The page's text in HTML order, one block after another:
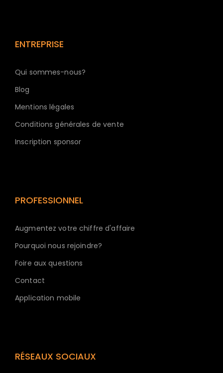
ENTREPRISE
Qui sommes-nous?
Blog
Mentions légales
Conditions générales de vente
Inscription sponsor
PROFESSIONNEL
Augmentez votre chiffre d'affaire
Pourquoi nous rejoindre?
Foire aux questions
Contact
Application mobile
RÉSEAUX SOCIAUX